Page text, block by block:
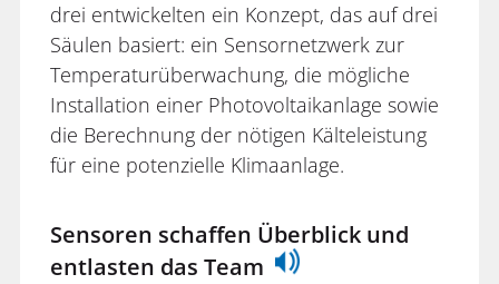
drei entwickelten ein Konzept, das auf drei
Säulen basiert: ein Sensornetzwerk zur
Temperaturüberwachung, die mögliche
Installation einer Photovoltaikanlage sowie
die Berechnung der nötigen Kälteleistung
für eine potenzielle Klimaanlage.
Sensoren schaffen Überblick und
entlasten das Team